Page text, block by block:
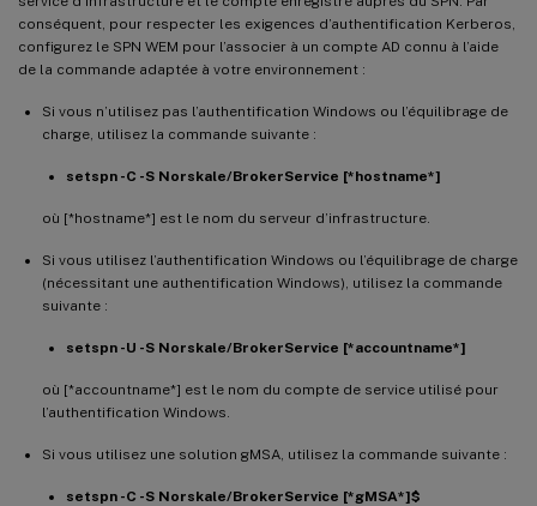
conséquent, pour respecter les exigences d’authentification Kerberos,
configurez le SPN WEM pour l’associer à un compte AD connu à l’aide
de la commande adaptée à votre environnement :
Si vous n’utilisez pas l’authentification Windows ou l’équilibrage de
charge, utilisez la commande suivante :
setspn -C -S Norskale/BrokerService [*hostname*]
où [*hostname*] est le nom du serveur d’infrastructure.
Si vous utilisez l’authentification Windows ou l’équilibrage de charge
(nécessitant une authentification Windows), utilisez la commande
suivante :
setspn -U -S Norskale/BrokerService [*accountname*]
où [*accountname*] est le nom du compte de service utilisé pour
l’authentification Windows.
Si vous utilisez une solution gMSA, utilisez la commande suivante :
setspn -C -S Norskale/BrokerService [*gMSA*]$